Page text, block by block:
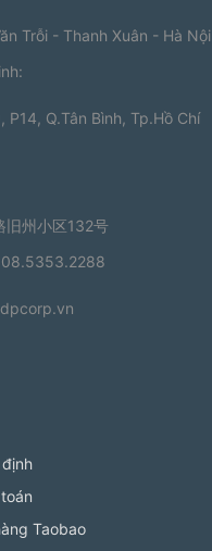
Trỗi - Thanh Xuân - Hà Nội
P14, Q.Tân Bình, Tp.Hồ Chí
旧州小区132号
Taobao